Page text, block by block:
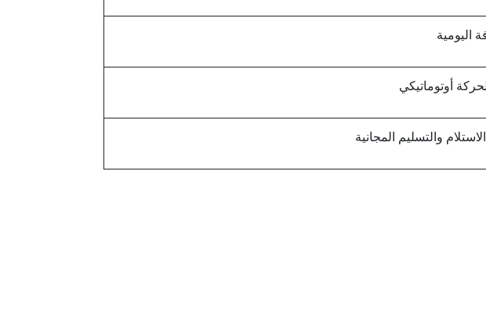
اليومية
أوتوماتيكي
والتسليم المجانية